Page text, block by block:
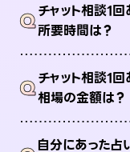
Qチャット相談1
所要時間は？
Qチャット相談1
相場の金額は？
自分にあった占